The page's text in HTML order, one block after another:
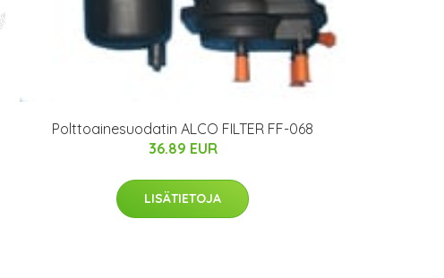
Polttoainesuodatin ALCO FILTER FF-068
36.89 EUR
LISÄTIETOJA